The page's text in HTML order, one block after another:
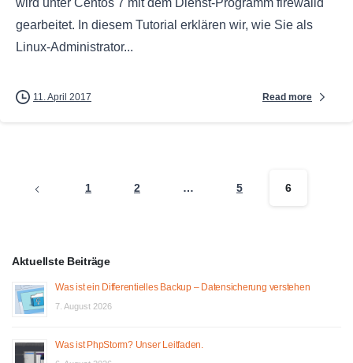
wird unter Centos 7 mit dem Dienst-Programm firewalld
gearbeitet. In diesem Tutorial erklären wir, wie Sie als
Linux-Administrator...
11. April 2017 Read more
1 2 … 5 6
Aktuellste Beiträge
Was ist ein Differentielles Backup – Datensicherung verstehen
7. August 2026
Was ist PhpStorm? Unser Leitfaden.